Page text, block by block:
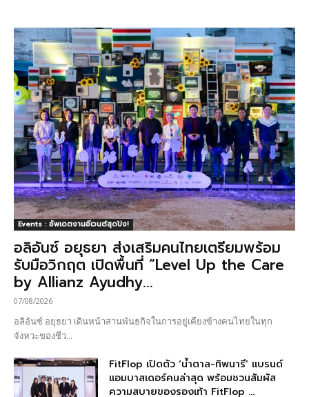
Events : อัพเดตงานอีเวนต์สุดปัง!
อลิอันซ์ อยุธยา ส่งเสริมคนไทยเตรียมพร้อม
รับมือวิกฤต เปิดพื้นที่ “Level Up the Care
by Allianz Ayudhy...
07/08/2026
อลิอันซ์ อยุธยา เดินหน้าสานพันธกิจในการอยู่เคียงข้างคนไทยในทุก
จังหวะของชีว...
FitFlop เปิดตัว ‘น้ำตาล-ทิพนารี’ แบรนด์
แอมบาสเดอร์คนล่าสุด พร้อมชวนสัมผัส
ความสบายของรองเท้า FitFlop ...